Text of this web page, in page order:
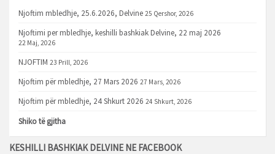
Njoftim mbledhje, 25.6.2026, Delvine 25 Qershor, 2026
Njoftimi per mbledhje, keshilli bashkiak Delvine, 22 maj 2026
22 Maj, 2026
NJOFTIM 23 Prill, 2026
Njoftim për mbledhje, 27 Mars 2026 27 Mars, 2026
Njoftim për mbledhje, 24 Shkurt 2026 24 Shkurt, 2026
Shiko të gjitha
KESHILLI BASHKIAK DELVINE NE FACEBOOK